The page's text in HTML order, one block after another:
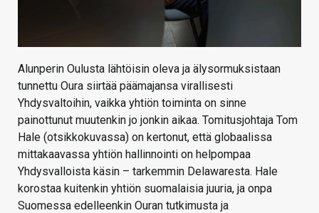
Alunperin Oulusta lähtöisin oleva ja älysormuksistaan
tunnettu Oura siirtää päämajansa virallisesti
Yhdysvaltoihin, vaikka yhtiön toiminta on sinne
painottunut muutenkin jo jonkin aikaa. Tomitusjohtaja Tom
Hale (otsikkokuvassa) on kertonut, että globaalissa
mittakaavassa yhtiön hallinnointi on helpompaa
Yhdysvalloista käsin – tarkemmin Delawaresta. Hale
korostaa kuitenkin yhtiön suomalaisia juuria, ja onpa
Suomessa edelleenkin Ouran tutkimusta ja